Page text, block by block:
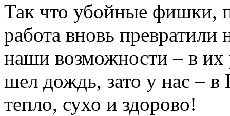
Так что убойные фишки,
работа вновь
наши возможности – в их
шел дождь, зато у нас –
тепло, сухо и здорово!